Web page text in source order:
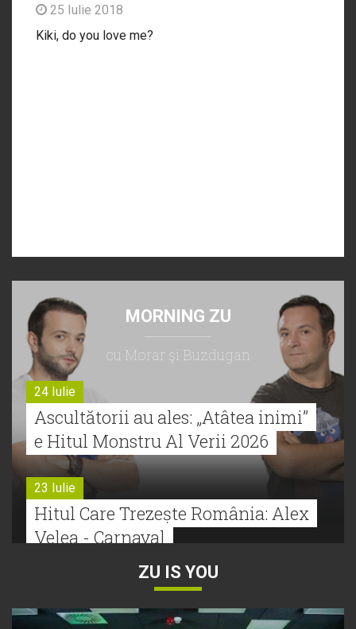
25 Iulie 2018
Kiki, do you love me?
MORNING ZU
cu Morar şi Buzdugan
24 Iulie
Ascultătorii au ales: „Atâtea inimi”
e Hitul Monstru Al Verii 2026
23 Iulie
Hitul Care Trezește România: Alex
Velea - Carnaval
Bătălie strânsă la Hitul Monstru Al
ZU IS YOU